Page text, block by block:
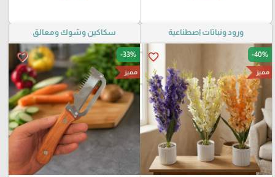
ورود ونباتات اصطناعية
favorite_border -40%
مميز
سكاكين وشوك ومعالق
favorite_border -33%
مميز